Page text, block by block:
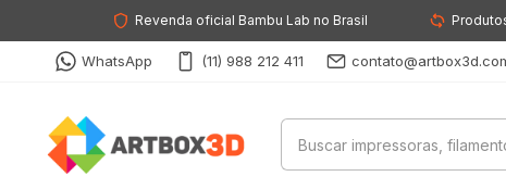
Revenda oficial Bambu Lab no Brasil
WhatsApp (11) 988 212 411